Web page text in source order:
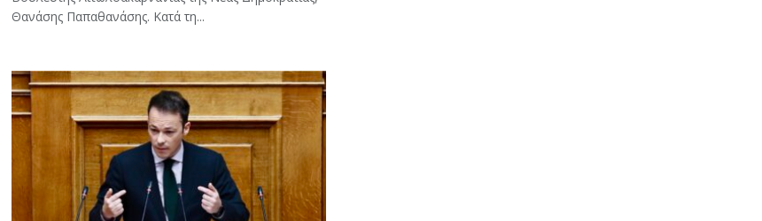
Θανάσης Παπαθανάσης. Κατά τη...